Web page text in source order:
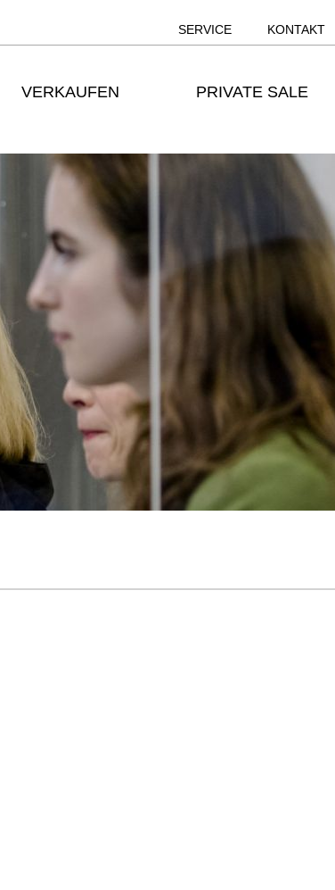
SERVICE KONTAKT
VERKAUFEN PRIVATE SALE